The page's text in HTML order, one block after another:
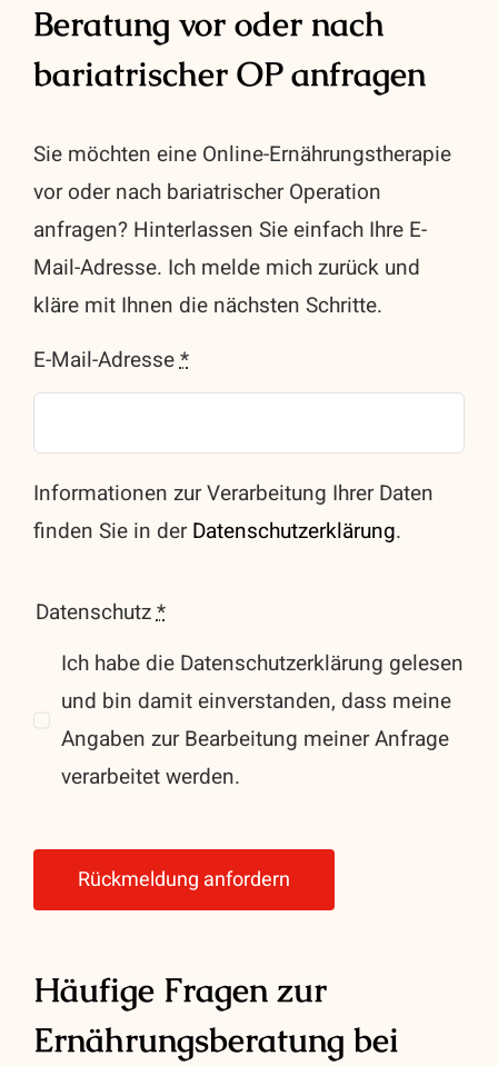
Beratung vor oder nach
bariatrischer OP anfragen
Sie möchten eine Online-Ernährungstherapie
vor oder nach bariatrischer Operation
anfragen? Hinterlassen Sie einfach Ihre E-
Mail-Adresse. Ich melde mich zurück und
kläre mit Ihnen die nächsten Schritte.
E-Mail-Adresse*
Informationen zur Verarbeitung Ihrer Daten
finden Sie in derDatenschutzerklärung.
Datenschutz*
Ich habe die Datenschutzerklärung gelesen
und bin damit einverstanden, dass meine
Angaben zur Bearbeitung meiner Anfrage
verarbeitet werden.
Rückmeldung anfordern
Häufige Fragen zur
Ernährungsberatung bei